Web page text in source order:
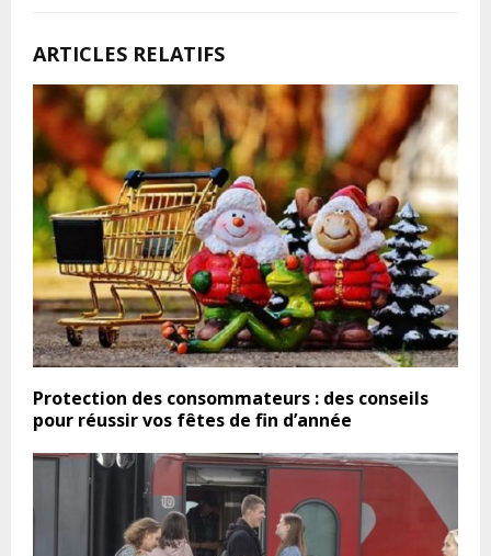
ARTICLES RELATIFS
Protection des consommateurs : des conseils
pour réussir vos fêtes de fin d’année